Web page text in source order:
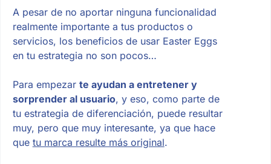
A pesar de no aportar ninguna funcionalidad
realmente importante a tus productos o
servicios, los beneficios de usar Easter Eggs
en tu estrategia no son pocos…
Para empezar te ayudan a entretener y
sorprender al usuario, y eso, como parte de
tu estrategia de diferenciación, puede resultar
muy, pero que muy interesante, ya que hace
que tu marca resulte más original.